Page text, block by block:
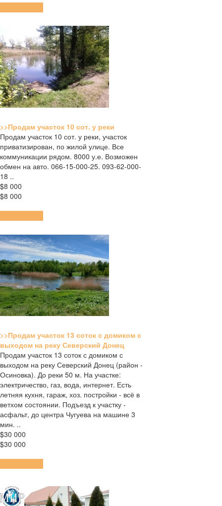
>>Продам участок 10 сот. у реки
Продам участок 10 сот. у реки, участок
приватизирован, по жилой улице. Все
коммуникации рядом. 8000 у.е. Возможен
обмен на авто. 066-15-000-25. 093-62-000-
18 ..
$8 000
$8 000
>>Продам участок 13 соток с домиком с
выходом на реку Северский Донец
Продам участок 13 соток с домиком с
выходом на реку Северский Донец (район -
Осиновка). До реки 50 м. На участке:
электричество, газ, вода, интернет. Есть
летняя кухня, гараж, хоз. постройки - всё в
ветхом состоянии. Подъезд к участку -
асфальт, до центра Чугуева на машине 3
мин. ..
$30 000
$30 000